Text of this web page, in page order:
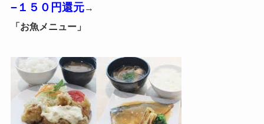
−１５０円還元→
「お魚メニュー」